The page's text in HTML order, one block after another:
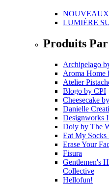
LUMIÈRE
Produits
Archipelago
Aroma Home
Atelier
Blogo by CPI
Cheesecake by
Danielle
Designworks
Doiy by The
Eat My Socks
Erase Your
Fisura
Gentlemen's
Collective
Hellofun!